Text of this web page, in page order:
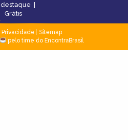
destaque
Grátis
Privacidade
Sitemap
pelo time do EncontraBrasil